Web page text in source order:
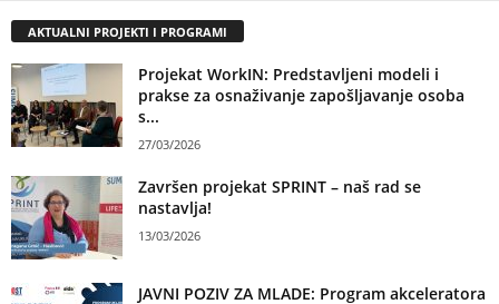
AKTUALNI PROJEKTI I PROGRAMI
Projekat WorkIN: Predstavljeni modeli i
prakse za osnaživanje zapošljavanje osoba
s...
27/03/2026
Završen projekat SPRINT – naš rad se
nastavlja!
13/03/2026
JAVNI POZIV ZA MLADE: Program akceleratora